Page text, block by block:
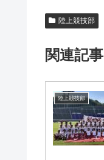
陸上競技部
関連記事
陸上競技部